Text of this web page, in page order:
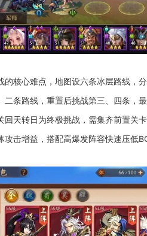
的核心难点，地图设六条冰层路线，
二条路线，重置后挑战第三、四条，
回天转日为终极挑战，需集齐前置关
攻击增益，搭配高爆发阵容快速压低